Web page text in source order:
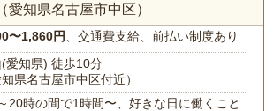
愛知県名古屋市中区）
〜1,860円 、交通費支給、前払い制度あり
愛知県) 徒歩10分
知県名古屋市中区付近）
20時の間で1時間〜、好きな日に働くこと